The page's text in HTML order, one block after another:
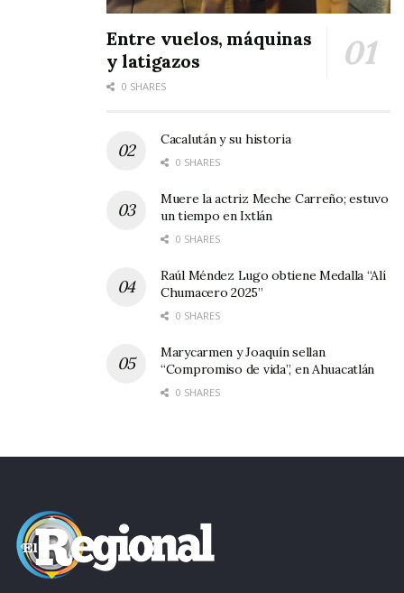
entidad y con ello promover la vida y obra de
quienes con su esfuerzo y capacidad han puesto
en alto a Nayarit.
Entre vuelos, máquinas
y latigazos
0 SHARES
Cacalután y su historia
0 SHARES
Muere la actriz Meche Carreño; estuvo
un tiempo en Ixtlán
0 SHARES
Raúl Méndez Lugo obtiene Medalla “Alí
Chumacero 2025”
0 SHARES
Marycarmen y Joaquín sellan
“Compromiso de vida”, en Ahuacatlán
0 SHARES